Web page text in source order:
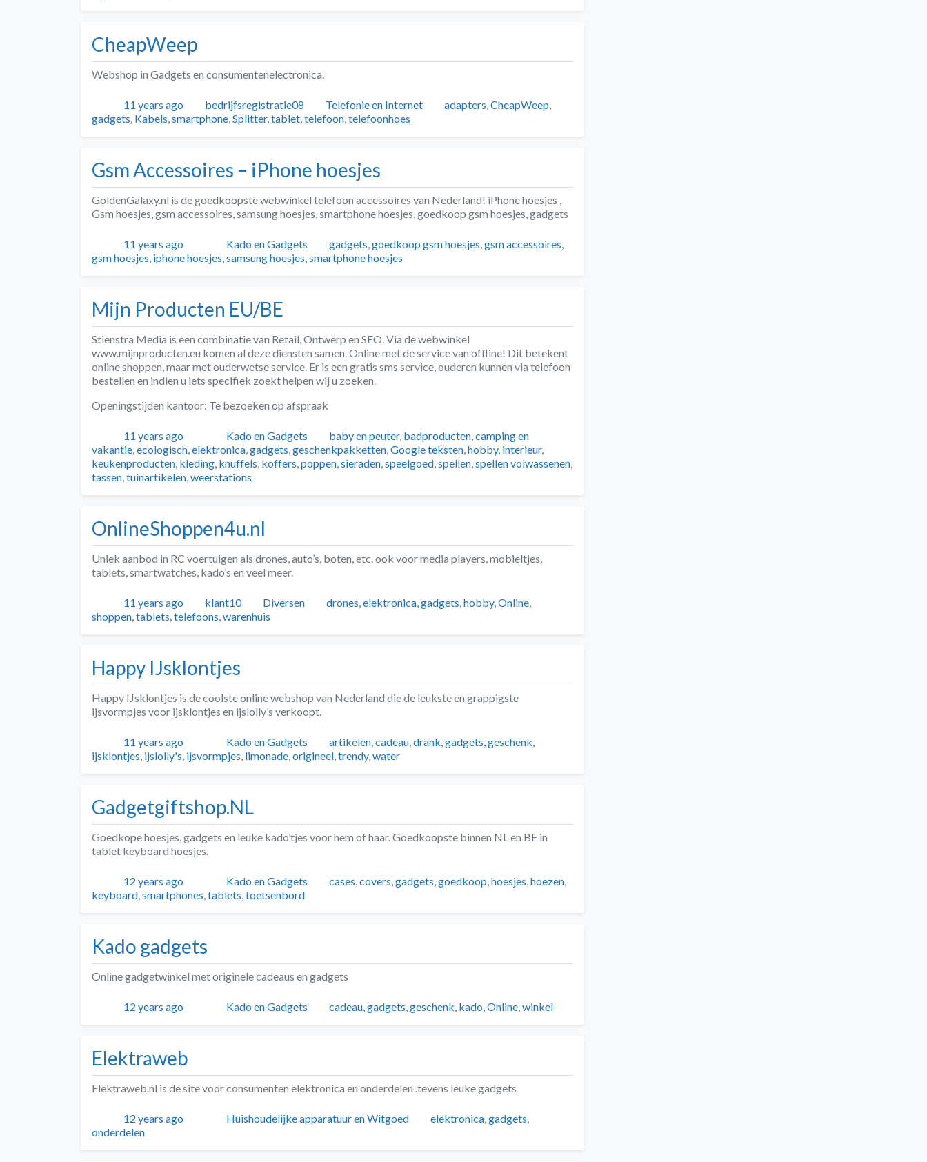
CheapWeep
Webshop in Gadgets en consumentenelectronica.
Geplaatst
11 years ago Auteur
bedrijfsregistratie08 Categorieën
Telefonie en Internet Tags
adapters CheapWeep
gadgets Kabels smartphone Splitter, tablet telefoon telefoonhoes
Gsm Accessoires – iPhone hoesjes
GoldenGalaxy.nl is de goedkoopste webwinkel telefoon accessoires van Nederland! iPhone hoesjes ,
Gsm hoesjes, gsm accessoires, samsung hoesjes, smartphone hoesjes, goedkoop gsm hoesjes, gadgets
Geplaatst
11 years ago AuteurCategorieën
Kado en Gadgets Tags
gadgets goedkoop gsm hoesjes gsm accessoires
gsm hoesjes iphone hoesjes samsung hoesjes smartphone hoesjes
Mijn Producten EU/BE
Stienstra Media is een combinatie van Retail, Ontwerp en SEO. Via de webwinkel
www.mijnproducten.eu komen al deze diensten samen. Online met de service van offline! Dit betekent
online shoppen, maar met ouderwetse service. Er is een gratis sms service, ouderen kunnen via telefoon
bestellen en indien u iets specifiek zoekt helpen wij u zoeken.
Openingstijden kantoor: Te bezoeken op afspraak
Geplaatst
11 years ago AuteurCategorieën
Kado en Gadgets Tags
baby en peuter, badproducten camping en
vakantie ecologisch elektronica gadgets geschenkpakketten Google teksten hobby, interieur,
keukenproducten kleding knuffels koffers poppen sieraden speelgoed spellen spellen volwassenen
tassen tuinartikelen weerstations
OnlineShoppen4u.nl
Uniek aanbod in RC voertuigen als drones, auto’s, boten, etc. ook voor media players, mobieltjes,
tablets, smartwatches, kado’s en veel meer.
Geplaatst
11 years ago Auteur
klant10 Categorieën
Diversen Tags
drones elektronica gadgets hobby, Online
shoppen tablets telefoons warenhuis
Happy IJsklontjes
Happy IJsklontjes is de coolste online webshop van Nederland die de leukste en grappigste
ijsvormpjes voor ijsklontjes en ijslolly’s verkoopt.
Geplaatst
11 years ago AuteurCategorieën
Kado en Gadgets Tags
artikelen cadeau drank gadgets geschenk
ijsklontjes ijslolly's ijsvormpjes limonade origineel trendy, water
Gadgetgiftshop.NL
Goedkope hoesjes, gadgets en leuke kado’tjes voor hem of haar. Goedkoopste binnen NL en BE in
tablet keyboard hoesjes.
Geplaatst
12 years ago AuteurCategorieën
Kado en Gadgets Tags
cases covers gadgets goedkoop hoesjes hoezen
keyboard smartphones tablets toetsenbord
Kado gadgets
Online gadgetwinkel met originele cadeaus en gadgets
Geplaatst
12 years ago AuteurCategorieën
Kado en Gadgets Tags
cadeau gadgets geschenk kado Online winkel
Elektraweb
Elektraweb.nl is de site voor consumenten elektronica en onderdelen .tevens leuke gadgets
Geplaatst
12 years ago AuteurCategorieën
Huishoudelijke apparatuur en Witgoed Tags
elektronica gadgets
onderdelen